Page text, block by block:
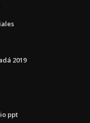
2019
ppt